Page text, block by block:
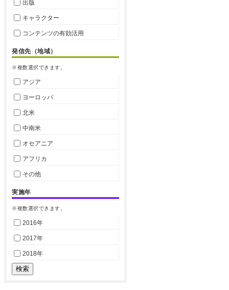
出版
キャラクター
コンテンツの有効活用
発信先（地域）
※複数選択できます。
アジア
ヨーロッパ
北米
中南米
オセアニア
アフリカ
その他
実施年
※複数選択できます。
2016年
2017年
2018年